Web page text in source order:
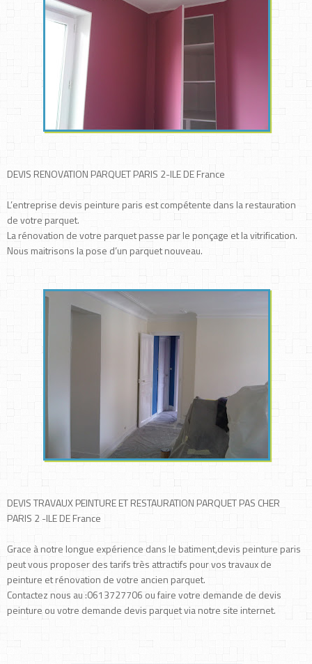
DEVIS RENOVATION PARQUET PARIS 2-ILE DE France
L’entreprise devis peinture paris est compétente dans la restauration
de votre parquet.
La rénovation de votre parquet passe par le ponçage et la vitrification.
Nous maitrisons la pose d’un parquet nouveau.
DEVIS TRAVAUX PEINTURE ET RESTAURATION PARQUET PAS CHER
PARIS 2 -ILE DE France
Grace à notre longue expérience dans le batiment,devis peinture paris
peut vous proposer des tarifs très attractifs pour vos travaux de
peinture et rénovation de votre ancien parquet.
Contactez nous au :0613727706 ou faire votre demande de devis
peinture ou votre demande devis parquet via notre site internet.